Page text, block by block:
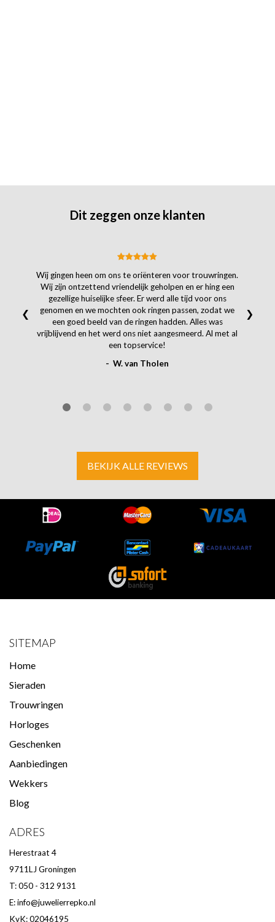
Dit zeggen onze klanten
Wij gingen heen om ons te oriënteren voor trouwringen.
Wij zijn ontzettend vriendelijk geholpen en er hing een
gezellige huiselijke sfeer. Er werd alle tijd voor ons
genomen en we mochten ook ringen passen, zodat we
een goed beeld van de ringen hadden. Alles was
vrijblijvend en het werd ons niet aangesmeerd. Al met al
een topservice!
- W. van Tholen
❮ ❯
BEKIJK ALLE REVIEWS
SITEMAP
Home
Sieraden
Trouwringen
Horloges
Geschenken
Aanbiedingen
Wekkers
Blog
ADRES
Herestraat 4
9711LJ Groningen
T: 050 - 312 9131
E:info@juwelierrepko.nl
KvK: 02046195